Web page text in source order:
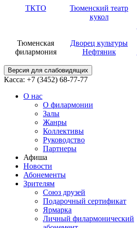
ТКТО
Тюменский театр
кукол
Тюменская
филармония
Дворец культуры
Нефтяник
Версия для слабовидящих
Касса: +7 (3452) 68-77-77
О нас
О филармонии
Залы
Жанры
Коллективы
Руководство
Партнеры
Афиша
Новости
Абонементы
Зрителям
Союз друзей
Подарочный сертификат
Ярмарка
Личный филармонический